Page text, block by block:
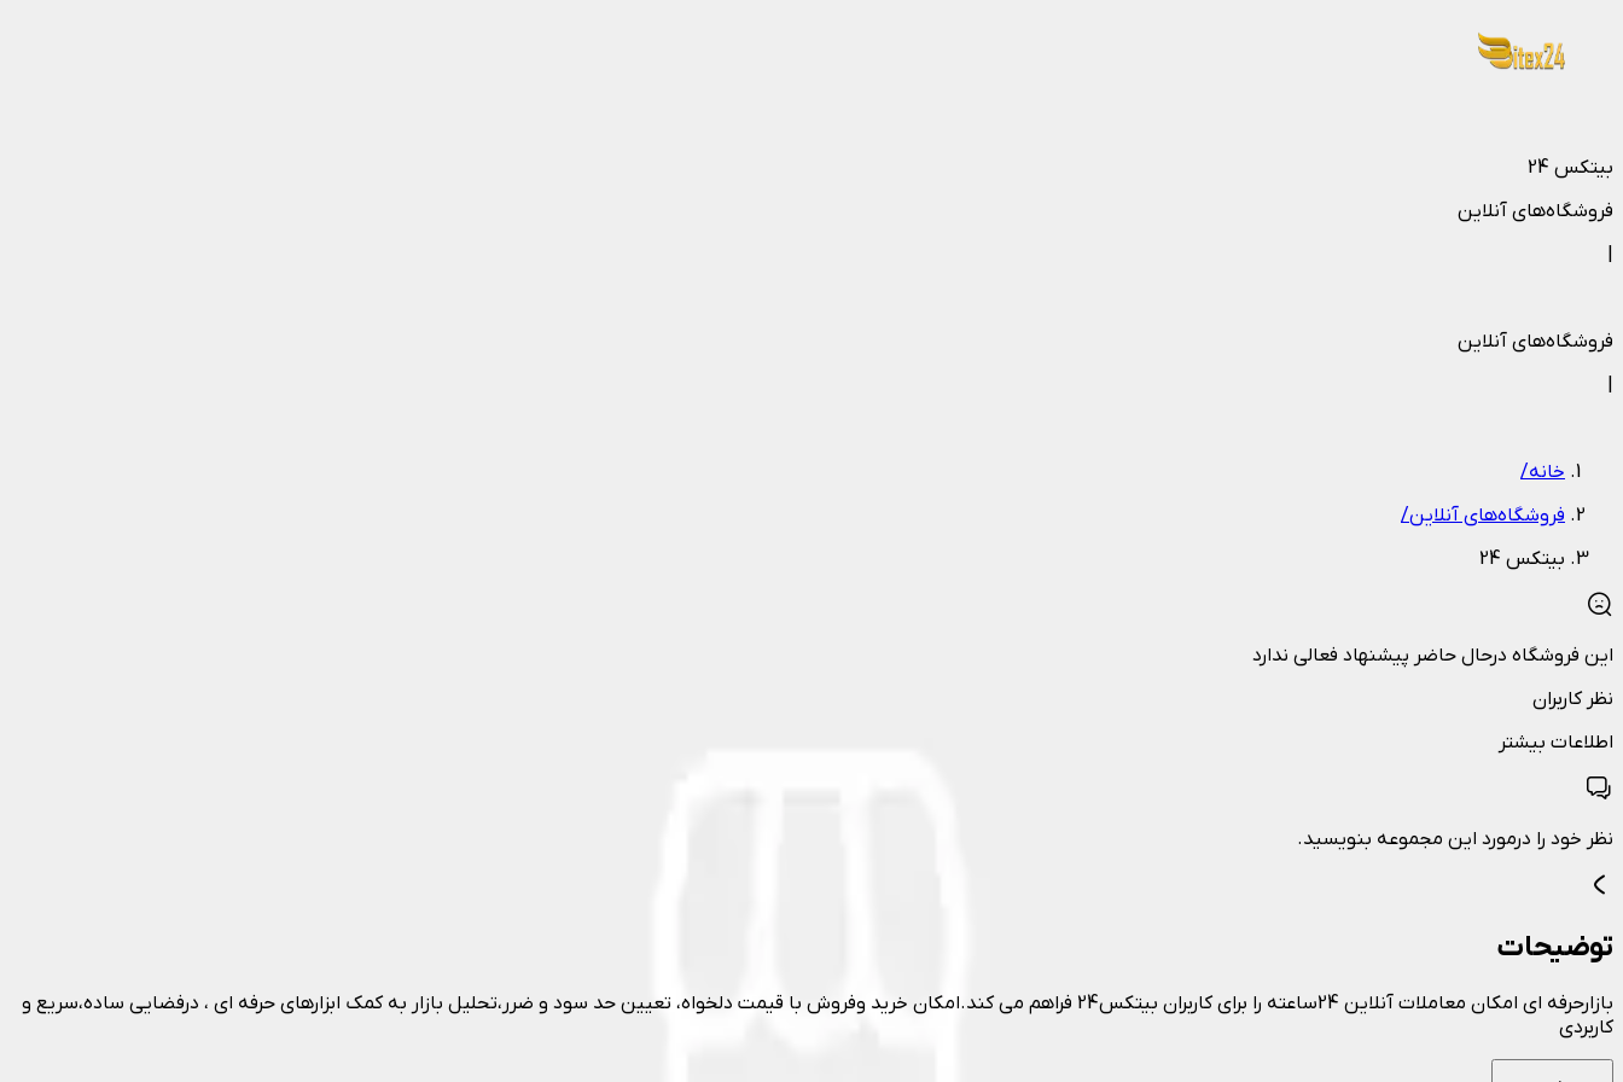
بیتکس 24
فروشگاه‌های آنلاین
فروشگاه‌های آنلاین
خانه/
فروشگاه‌های آنلاین/
بیتکس 24
این فروشگاه درحال حاضر پیشنهاد فعالی ندارد
نظر کاربران
اطلاعات بیشتر
نظر خود را درمورد این مجموعه بنویسید.
توضیحات
بازارحرفه ای امکان معاملات آنلاین 24ساعته را برای کاربران بیتکس24 فراهم می کند.امکان خرید وفروش با قیمت دلخواه، تعیین حد سود و ضرر،تحلیل بازار به کمک ابزارهای حرفه ای ، درفضایی ساده،سریع و
کاربردی